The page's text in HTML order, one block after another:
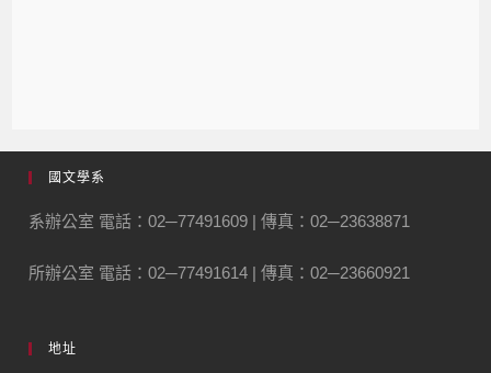
國文學系
系辦公室 電話：02─77491609 | 傳真：02─23638871
所辦公室 電話：02─77491614 | 傳真：02─23660921
地址